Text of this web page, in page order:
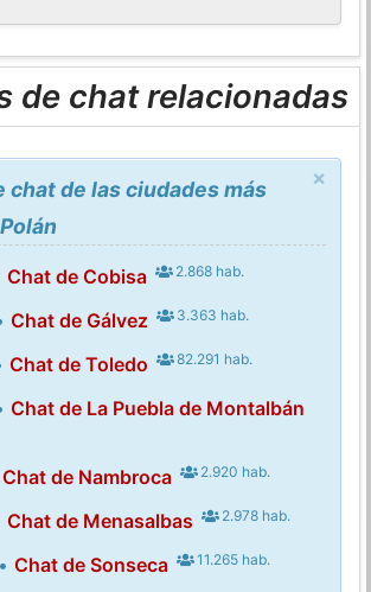
de chat relacionadas
×
chat de las ciudades más
Chat de Cobisa 2.868 hab.
Chat de Gálvez 3.363 hab.
Chat de Toledo 82.291 hab.
Chat de La Puebla de Montalbán
Chat de Nambroca 2.920 hab.
Chat de Menasalbas 2.978 hab.
Chat de Sonseca 11.265 hab.